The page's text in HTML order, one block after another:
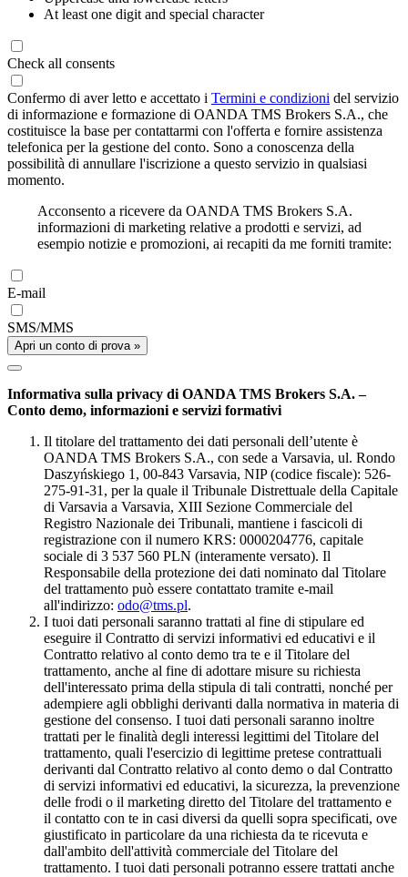
At least one digit and special character
Check all consents
Confermo di aver letto e accettato i Termini e condizioni del servizio
di informazione e formazione di OANDA TMS Brokers S.A., che
costituisce la base per contattarmi con l'offerta e fornire assistenza
telefonica per la gestione del conto. Sono a conoscenza della
possibilità di annullare l'iscrizione a questo servizio in qualsiasi
momento.
Acconsento a ricevere da OANDA TMS Brokers S.A.
informazioni di marketing relative a prodotti e servizi, ad
esempio notizie e promozioni, ai recapiti da me forniti tramite:
E-mail
SMS/MMS
Apri un conto di prova »
Informativa sulla privacy di OANDA TMS Brokers S.A. –
Conto demo, informazioni e servizi formativi
Il titolare del trattamento dei dati personali dell’utente è
OANDA TMS Brokers S.A., con sede a Varsavia, ul. Rondo
Daszyńskiego 1, 00-843 Varsavia, NIP (codice fiscale): 526-
275-91-31, per la quale il Tribunale Distrettuale della Capitale
di Varsavia a Varsavia, XIII Sezione Commerciale del
Registro Nazionale dei Tribunali, mantiene i fascicoli di
registrazione con il numero KRS: 0000204776, capitale
sociale di 3 537 560 PLN (interamente versato). Il
Responsabile della protezione dei dati nominato dal Titolare
del trattamento può essere contattato tramite e-mail
all'indirizzo: odo@tms.pl.
I tuoi dati personali saranno trattati al fine di stipulare ed
eseguire il Contratto di servizi informativi ed educativi e il
Contratto relativo al conto demo tra te e il Titolare del
trattamento, anche al fine di adottare misure su richiesta
dell'interessato prima della stipula di tali contratti, nonché per
adempiere agli obblighi derivanti dalla normativa in materia di
gestione del consenso. I tuoi dati personali saranno inoltre
trattati per le finalità degli interessi legittimi del Titolare del
trattamento, quali l'esercizio di legittime pretese contrattuali
derivanti dal Contratto relativo al conto demo o dal Contratto
di servizi informativi ed educativi, la sicurezza, la prevenzione
delle frodi o il marketing diretto del Titolare del trattamento e
il contatto con te in casi diversi da quelli sopra specificati, ove
giustificato in particolare da una richiesta da te ricevuta e
dall'ambito dell'attività commerciale del Titolare del
trattamento. I tuoi dati personali potranno essere trattati anche